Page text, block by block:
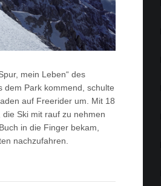
mein Leben“ des
dem Park kommend, schulte
auf Freerider um. Mit 18
Ski mit rauf zu nehmen
in die Finger bekam,
nachzufahren.